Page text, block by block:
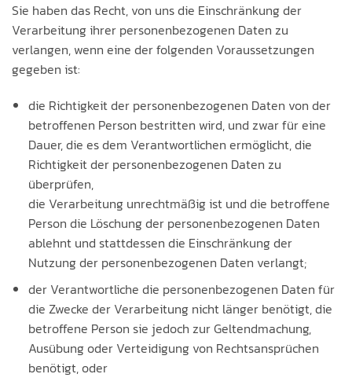
Sie haben das Recht, von uns die Einschränkung der
Verarbeitung ihrer personenbezogenen Daten zu
verlangen, wenn eine der folgenden Voraussetzungen
gegeben ist:
die Richtigkeit der personenbezogenen Daten von der
betroffenen Person bestritten wird, und zwar für eine
Dauer, die es dem Verantwortlichen ermöglicht, die
Richtigkeit der personenbezogenen Daten zu
überprüfen,
die Verarbeitung unrechtmäßig ist und die betroffene
Person die Löschung der personenbezogenen Daten
ablehnt und stattdessen die Einschränkung der
Nutzung der personenbezogenen Daten verlangt;
der Verantwortliche die personenbezogenen Daten für
die Zwecke der Verarbeitung nicht länger benötigt, die
betroffene Person sie jedoch zur Geltendmachung,
Ausübung oder Verteidigung von Rechtsansprüchen
benötigt, oder